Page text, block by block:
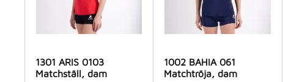
1301 ARIS 0103
Matchställ, dam
1002 BAHIA 061
Matchtröja, dam